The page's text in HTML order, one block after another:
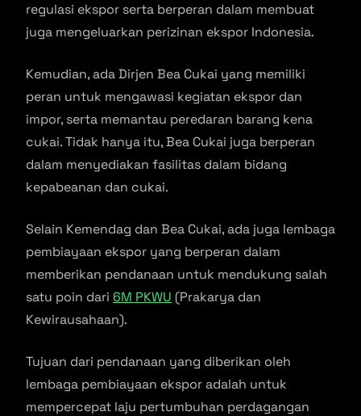
regulasi ekspor serta berperan dalam membuat
juga mengeluarkan perizinan ekspor Indonesia.
Kemudian, ada Dirjen Bea Cukai yang memiliki
peran untuk mengawasi kegiatan ekspor dan
impor, serta memantau peredaran barang kena
cukai. Tidak hanya itu, Bea Cukai juga berperan
dalam menyediakan fasilitas dalam bidang
kepabeanan dan cukai.
Selain Kemendag dan Bea Cukai, ada juga lembaga
pembiayaan ekspor yang berperan dalam
memberikan pendanaan untuk mendukung salah
satu poin dari 6M PKWU (Prakarya dan
Kewirausahaan).
Tujuan dari pendanaan yang diberikan oleh
lembaga pembiayaan ekspor adalah untuk
mempercepat laju pertumbuhan perdagangan